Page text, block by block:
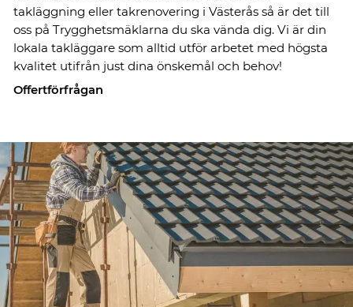
takläggning eller takrenovering i Västerås så är det till
oss på Trygghetsmäklarna du ska vända dig. Vi är din
lokala takläggare som alltid utför arbetet med högsta
kvalitet utifrån just dina önskemål och behov!
Offertförfrågan